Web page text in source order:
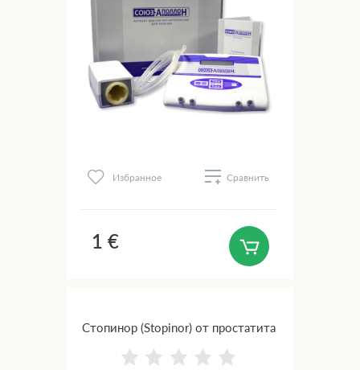
Избранное Сравнить
1 €
Стопинор (Stopinor) от простатита